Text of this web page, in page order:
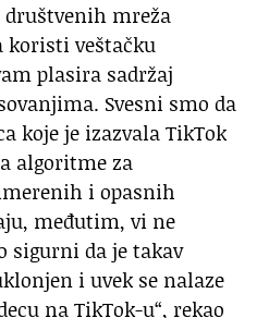
društvenih mreža
koristi veštačku
plasira sadržaj
Svesni smo da
koje je izazvala TikTok
algoritme za
i opasnih
međutim, vi ne
sigurni da je takav
i uvek se nalaze
na TikTok-u“, rekao